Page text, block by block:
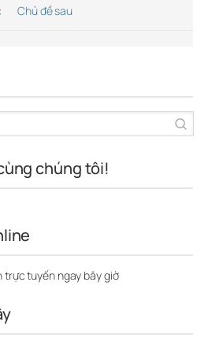
Chủ đề sau
chúng tôi!
trực tuyến ngay bây giờ